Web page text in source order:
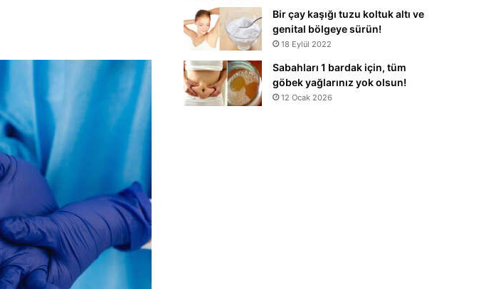
Bir çay kaşığı tuzu koltuk altı ve
genital bölgeye sürün!
18 Eylül 2022
Sabahları 1 bardak için, tüm
göbek yağlarınız yok olsun!
12 Ocak 2026